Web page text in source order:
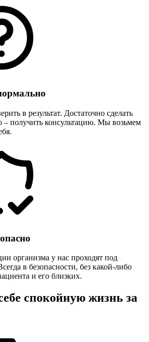
в результат. Достаточно сделать
– получить консультацию. Мы возьмем
организма у нас проходят под
в безопасности, без какой-либо
и его близких.
спокойную жизнь за